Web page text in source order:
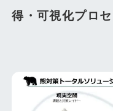
得・可視化プロ